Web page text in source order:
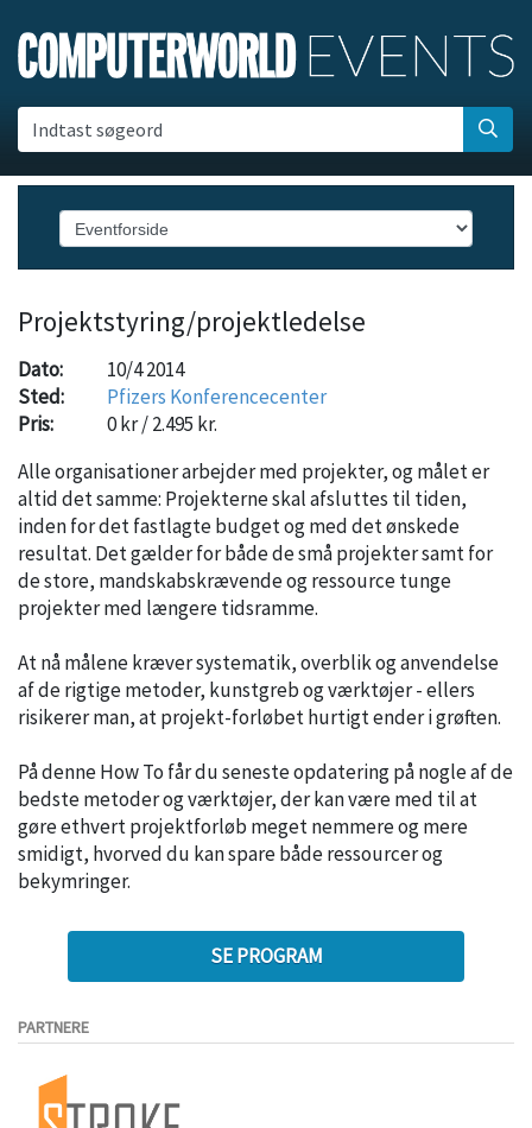
Indtast søgeord
Projektstyring/projektledelse
Dato:
10/4 2014
Sted:
Pfizers Konferencecenter
Pris:
0 kr / 2.495 kr.
Alle organisationer arbejder med projekter, og målet er
altid det samme: Projekterne skal afsluttes til tiden,
inden for det fastlagte budget og med det ønskede
resultat. Det gælder for både de små projekter samt for
de store, mandskabskrævende og ressource tunge
projekter med længere tidsramme.
At nå målene kræver systematik, overblik og anvendelse
af de rigtige metoder, kunstgreb og værktøjer - ellers
risikerer man, at projekt-forløbet hurtigt ender i grøften.
På denne How To får du seneste opdatering på nogle af de
bedste metoder og værktøjer, der kan være med til at
gøre ethvert projektforløb meget nemmere og mere
smidigt, hvorved du kan spare både ressourcer og
bekymringer.
SE PROGRAM
PARTNERE